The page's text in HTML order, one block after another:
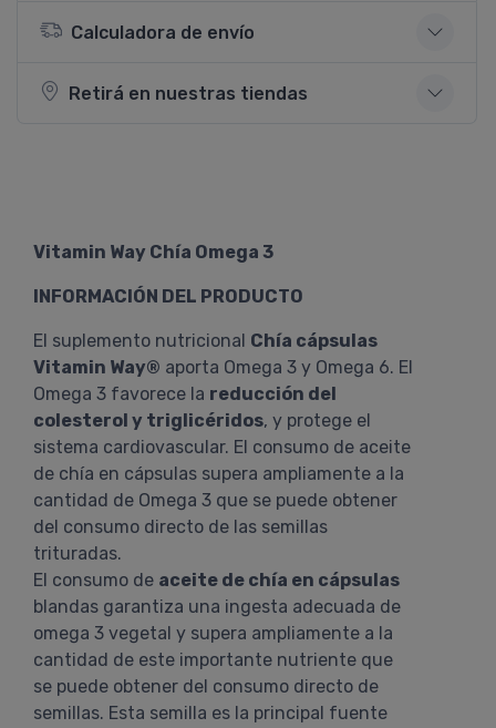
Calculadora de envío
Retirá en nuestras tiendas
Vitamin Way Chía Omega 3
INFORMACIÓN DEL PRODUCTO
El suplemento nutricional Chía cápsulas
Vitamin Way® aporta Omega 3 y Omega 6. El
Omega 3 favorece la reducción del
colesterol y triglicéridos, y protege el
sistema cardiovascular. El consumo de aceite
de chía en cápsulas supera ampliamente a la
cantidad de Omega 3 que se puede obtener
del consumo directo de las semillas
trituradas.
El consumo de aceite de chía en cápsulas
blandas garantiza una ingesta adecuada de
omega 3 vegetal y supera ampliamente a la
cantidad de este importante nutriente que
se puede obtener del consumo directo de
semillas. Esta semilla es la principal fuente